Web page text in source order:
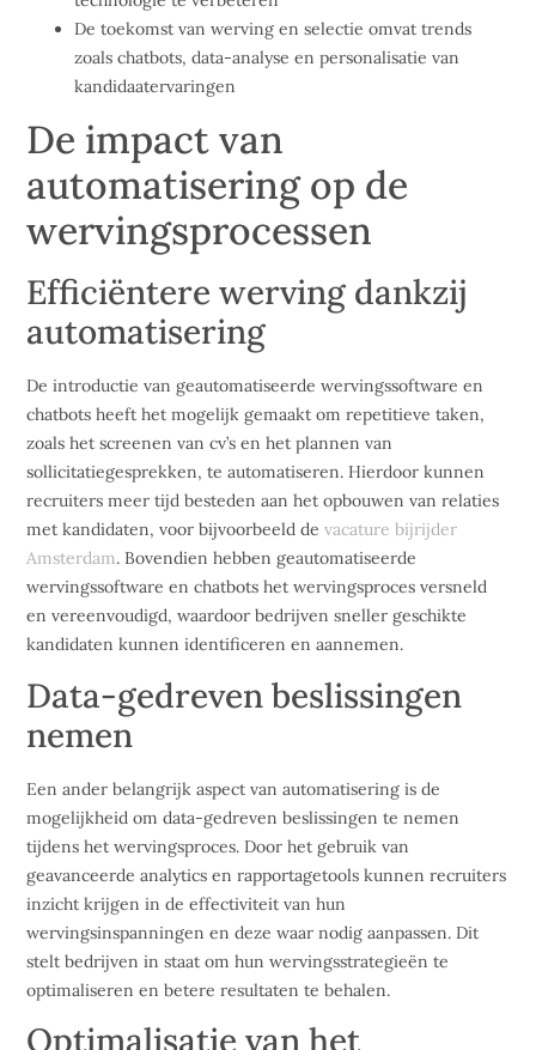
De toekomst van werving en selectie omvat trends
zoals chatbots, data-analyse en personalisatie van
kandidaatervaringen
De impact van
automatisering op de
wervingsprocessen
Efficiëntere werving dankzij
automatisering
De introductie van geautomatiseerde wervingssoftware en
chatbots heeft het mogelijk gemaakt om repetitieve taken,
zoals het screenen van cv’s en het plannen van
sollicitatiegesprekken, te automatiseren. Hierdoor kunnen
recruiters meer tijd besteden aan het opbouwen van relaties
met kandidaten, voor bijvoorbeeld devacature bijrijder
Amsterdam. Bovendien hebben geautomatiseerde
wervingssoftware en chatbots het wervingsproces versneld
en vereenvoudigd, waardoor bedrijven sneller geschikte
kandidaten kunnen identificeren en aannemen.
Data-gedreven beslissingen
nemen
Een ander belangrijk aspect van automatisering is de
mogelijkheid om data-gedreven beslissingen te nemen
tijdens het wervingsproces. Door het gebruik van
geavanceerde analytics en rapportagetools kunnen recruiters
inzicht krijgen in de effectiviteit van hun
wervingsinspanningen en deze waar nodig aanpassen. Dit
stelt bedrijven in staat om hun wervingsstrategieën te
optimaliseren en betere resultaten te behalen.
Optimalisatie van het